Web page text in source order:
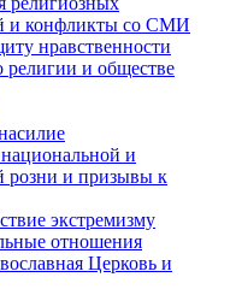
и конфликты со СМИ
нравственности
религии и обществе
и
розни и призывы к
экстремизму
отношения
Церковь и